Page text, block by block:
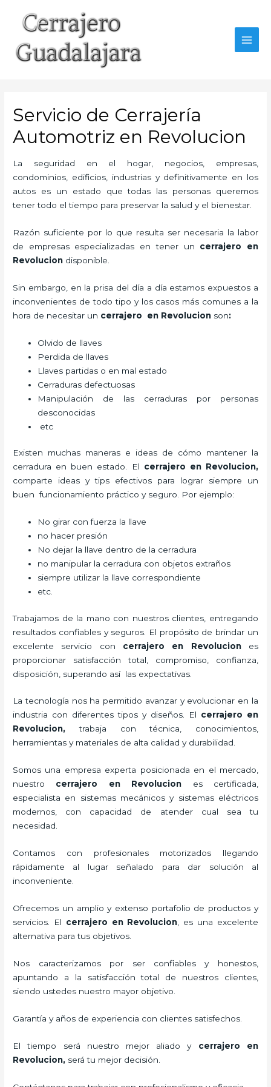
contenido
Servicio de Cerrajería
Automotriz en Revolucion
La seguridad en el hogar, negocios, empresas,
condominios, edificios, industrias y definitivamente en los
autos es un estado que todas las personas queremos
tener todo el tiempo para preservar la salud y el bienestar.
Razón suficiente por lo que resulta ser necesaria la labor
de empresas especializadas en tener un cerrajero en
Revolucion disponible.
Sin embargo, en la prisa del día a día estamos expuestos a
inconvenientes de todo tipo y los casos más comunes a la
hora de necesitar un cerrajero en Revolucion son:
Olvido de llaves
Perdida de llaves
Llaves partidas o en mal estado
Cerraduras defectuosas
Manipulación de las cerraduras por personas
desconocidas
etc
Existen muchas maneras e ideas de cómo mantener la
cerradura en buen estado. El cerrajero en Revolucion,
comparte ideas y tips efectivos para lograr siempre un
buen funcionamiento práctico y seguro. Por ejemplo:
No girar con fuerza la llave
no hacer presión
No dejar la llave dentro de la cerradura
no manipular la cerradura con objetos extraños
siempre utilizar la llave correspondiente
etc.
Trabajamos de la mano con nuestros clientes, entregando
resultados confiables y seguros. El propósito de brindar un
excelente servicio con cerrajero en Revoluciones
proporcionar satisfacción total, compromiso, confianza,
disposición, superando así las expectativas.
La tecnología nos ha permitido avanzar y evolucionar en la
industria con diferentes tipos y diseños. El cerrajero en
Revolucion,trabaja con técnica, conocimientos,
herramientas y materiales de alta calidad y durabilidad.
Somos una empresa experta posicionada en el mercado,
nuestro cerrajero en Revolucion es certificada,
especialista en sistemas mecánicos y sistemas eléctricos
modernos, con capacidad de atender cual sea tu
necesidad.
Contamos con profesionales motorizados llegando
rápidamente al lugar señalado para dar solución al
inconveniente.
Ofrecemos un amplio y extenso portafolio de productos y
servicios. El cerrajero en Revolucion , es una excelente
alternativa para tus objetivos.
Nos caracterizamos por ser confiables y honestos,
apuntando a la satisfacción total de nuestros clientes,
siendo ustedes nuestro mayor objetivo.
Garantía y años de experiencia con clientes satisfechos.
El tiempo será nuestro mejor aliado y cerrajero en
Revolucion, será tu mejor decisión.